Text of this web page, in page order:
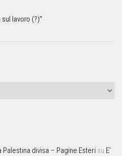
lavoro (?)”
divisa – Pagine Esteri su E’